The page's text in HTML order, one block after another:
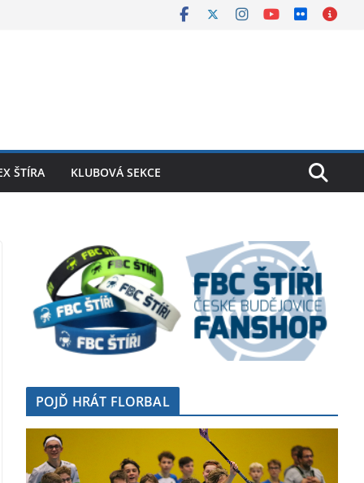
ŠTÍRA KLUBOVÁ SEKCE
POJĎ HRÁT FLORBAL